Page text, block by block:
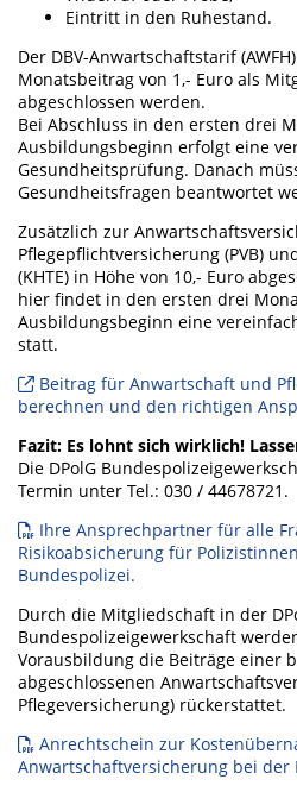
Eintritt in den Ruhestand.
Der DBV-Anwartschaftstarif
Monatsbeitrag von 1,- Euro als
abgeschlossen werden.
Bei Abschluss in den ersten drei
Ausbildungsbeginn erfolgt eine
Gesundheitsprüfung. Danach
Gesundheitsfragen beantwortet
Zusätzlich zur
Pflegepflichtversicherung (PVB)
(KHTE) in Höhe von 10,- Euro
hier findet in den ersten drei
Ausbildungsbeginn eine
statt.
Beitrag für Anwartschaft und
berechnen und den richtigen
Fazit: Es lohnt sich wirklich!
Die DPolG
Termin unter Tel.: 030 / 44678721.
Ihre Ansprechpartner für alle
Risikoabsicherung für
Bundespolizei.
Durch die Mitgliedschaft in der
Bundespolizeigewerkschaft
Vorausbildung die Beiträge einer
abgeschlossenen
Pflegeversicherung) rückerstattet.
Anrechtschein zur
Anwartschaftversicherung bei der